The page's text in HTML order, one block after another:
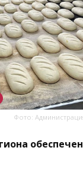
Фото: